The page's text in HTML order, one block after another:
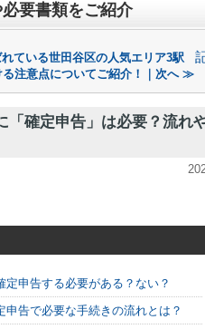
要書類をご紹介
ている世田谷区の人気エリア3駅
る注意点についてご紹介！｜次へ ≫
「確定申告」は必要？流れ
申告する必要がある？ない？
告で必要な手続きの流れとは？